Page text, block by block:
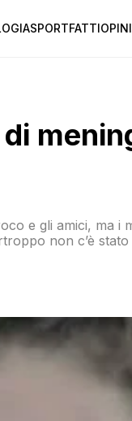
SPORTFATTI
e gli amici, ma i
non c’è